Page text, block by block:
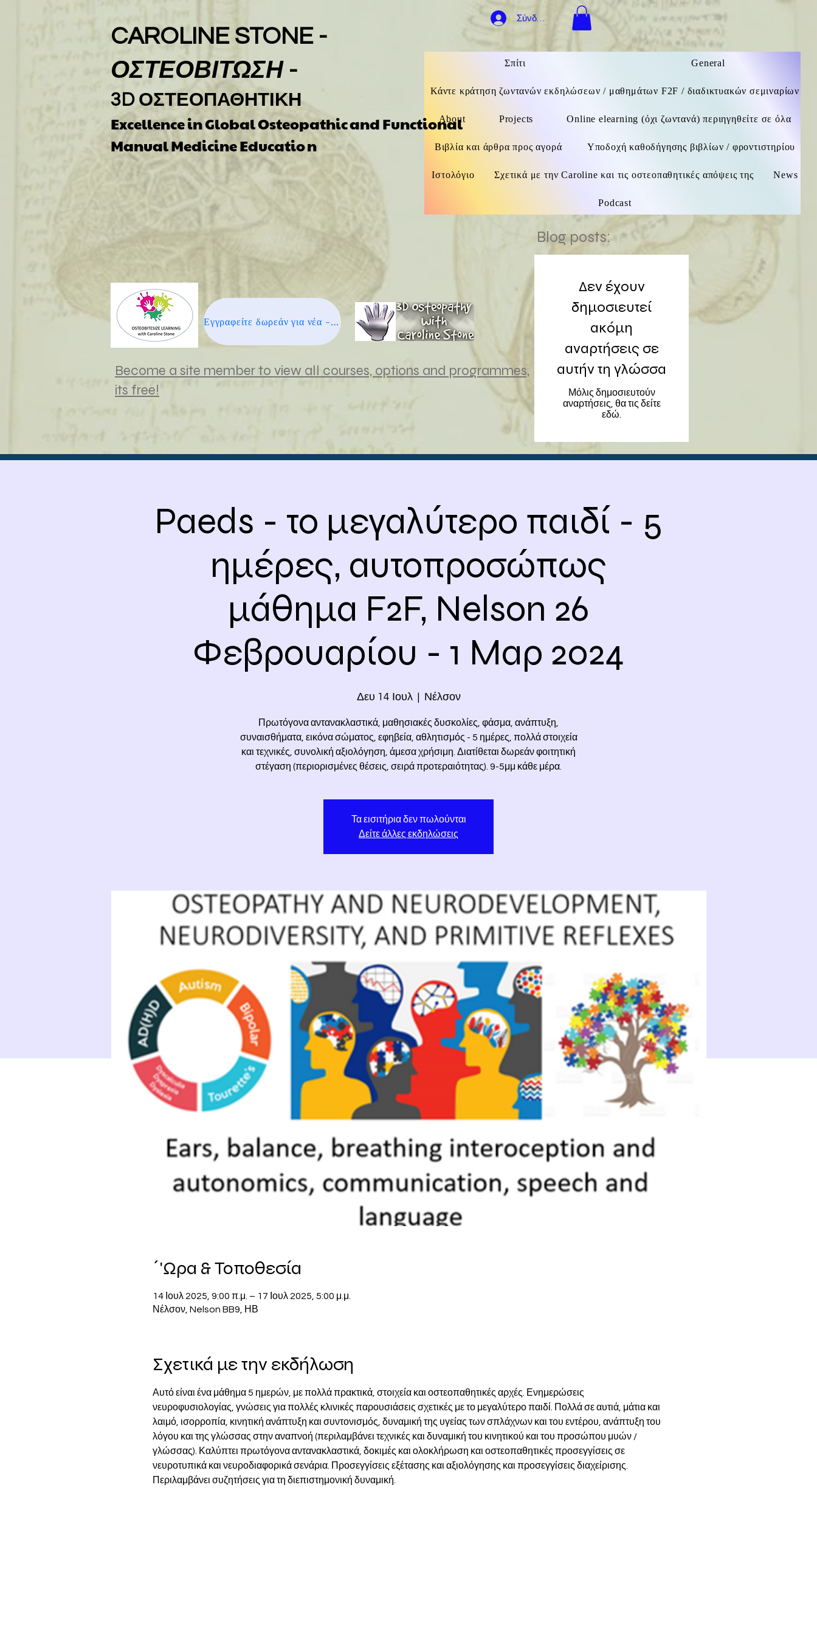
Σπίτι General
Κάντε κράτηση ζωντανών εκδηλώσεων / μαθημάτων F2F / διαδικτυακών σεμιναρίων
About Projects Online elearning (όχι ζωντανά) περιηγηθείτε σε όλα
Βιβλία και άρθρα προς αγορά Υποδοχή καθοδήγησης βιβλίων / φροντιστηρίου
Ιστολόγιο Σχετικά με την Caroline και τις οστεοπαθητικές απόψεις της News
Podcast
Σύνδεση
CAROLINE STONE -
ΟΣΤΕΟΒΙΤΩΣΗ-
3D ΟΣΤΕΟΠΑΘΗΤΙΚΗ
Excellence in Global Osteopathicand Functional
Manual Medicine Education
Blog posts:
Εγγραφείτε δωρεάν για νέα - κάντε κλικ εδώ
Become a site member to view all courses, options and programmes,
its free!
Δεν έχουν
δημοσιευτεί
ακόμη
αναρτήσεις σε
αυτήν τη γλώσσα
Μόλις δημοσιευτούν
αναρτήσεις, θα τις δείτε
εδώ.
Paeds - το μεγαλύτερο παιδί - 5
ημέρες, αυτοπροσώπως
μάθημα F2F, Nelson 26
Φεβρουαρίου - 1 Μαρ 2024
Δευ 14 Ιουλ
  |
Νέλσον
Πρωτόγονα αντανακλαστικά, μαθησιακές δυσκολίες, φάσμα, ανάπτυξη,
συναισθήματα, εικόνα σώματος, εφηβεία, αθλητισμός - 5 ημέρες, πολλά στοιχεία
και τεχνικές, συνολική αξιολόγηση, άμεσα χρήσιμη. Διατίθεται δωρεάν φοιτητική
Τα εισιτήρια δεν πωλούνται
Δείτε άλλες εκδηλώσεις
΄'Ωρα & Τοποθεσία
14 Ιουλ 2025, 9:00 π.μ. – 17 Ιουλ 2025, 5:00 μ.μ.
Νέλσον, Nelson BB9, ΗΒ
Σχετικά με την εκδήλωση
Αυτό είναι ένα μάθημα 5 ημερών, με πολλά πρακτικά, στοιχεία και οστεοπαθητικές αρχές. Ενημερώσεις
νευροφυσιολογίας, γνώσεις για πολλές κλινικές παρουσιάσεις σχετικές με το μεγαλύτερο παιδί. Πολλά σε αυτιά, μάτια και
λαιμό, ισορροπία, κινητική ανάπτυξη και συντονισμός, δυναμική της υγείας των σπλάχνων και του εντέρου, ανάπτυξη του
λόγου και της γλώσσας στην αναπνοή (περιλαμβάνει τεχνικές και δυναμική του κινητικού και του προσώπου μυών /
γλώσσας). Καλύπτει πρωτόγονα αντανακλαστικά, δοκιμές και ολοκλήρωση και οστεοπαθητικές προσεγγίσεις σε
νευροτυπικά και νευροδιαφορικά σενάρια. Προσεγγίσεις εξέτασης και αξιολόγησης και προσεγγίσεις διαχείρισης.
Περιλαμβάνει συζητήσεις για τη διεπιστημονική δυναμική.